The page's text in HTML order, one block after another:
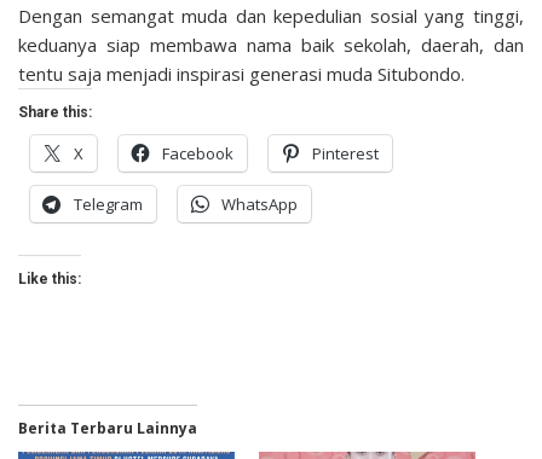
Dengan semangat muda dan kepedulian sosial yang tinggi,
keduanya siap membawa nama baik sekolah, daerah, dan
tentu saja menjadi inspirasi generasi muda Situbondo.
Share this:
X Facebook Pinterest
Telegram WhatsApp
Like this:
Berita Terbaru Lainnya